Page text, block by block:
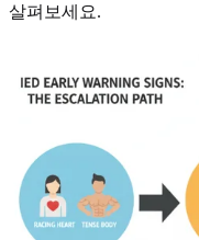
살펴보세요.